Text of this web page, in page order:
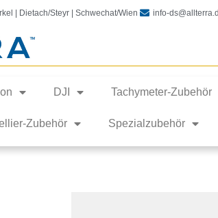
| Dietach/Steyr | Schwechat/Wien info-
DJI Tachymeter-Zubehör
Zubehör Spezialzubehör